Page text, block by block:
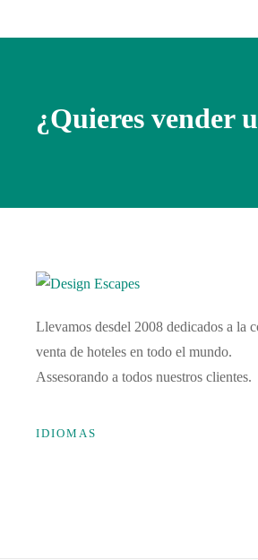
¿Quieres vender
Llevamos desdel 2008 dedicados a la
venta de hoteles en todo el mundo.
Assesorando a todos nuestros clientes.
IDIOMAS